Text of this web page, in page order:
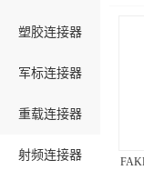
塑胶连接器
军标连接器
重载连接器
射频连接器